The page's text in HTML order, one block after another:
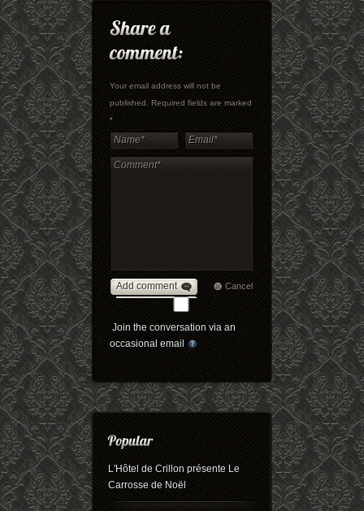
Your email address will not be
published. Required fields are marked
*
Add comment Cancel
Join the conversation via an
occasional email
L'Hôtel de Crillon présente Le
Carrosse de Noël